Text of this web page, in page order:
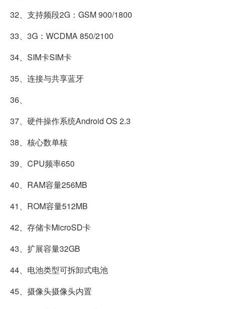
32、支持频段2G：GSM 900/1800
33、3G：WCDMA 850/2100
34、SIM卡SIM卡
35、连接与共享蓝牙
36、
37、硬件操作系统Android OS 2.3
38、核心数单核
39、CPU频率650
40、RAM容量256MB
41、ROM容量512MB
42、存储卡MicroSD卡
43、扩展容量32GB
44、电池类型可拆卸式电池
45、摄像头摄像头内置